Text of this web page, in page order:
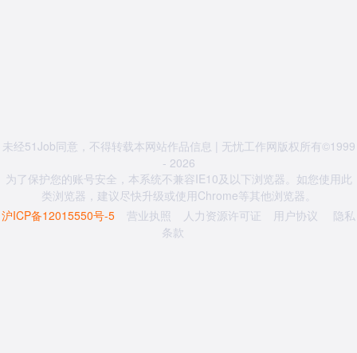
未经51Job同意，不得转载本网站作品信息 | 无忧工作网版权所有©1999
- 2026
为了保护您的账号安全，本系统不兼容IE10及以下浏览器。如您使用此
类浏览器，建议尽快升级或使用Chrome等其他浏览器。
沪ICP备12015550号-5
营业执照 人力资源许可证 用户协议
隐私
条款